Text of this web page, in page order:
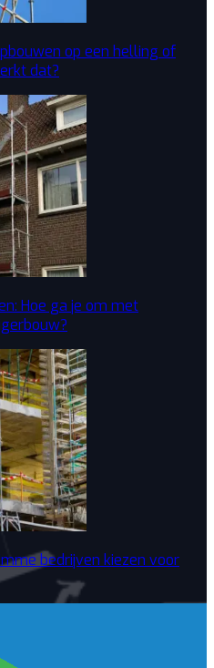
op een helling of
dat?
Hoe ga je om met
bedrijven kiezen voor